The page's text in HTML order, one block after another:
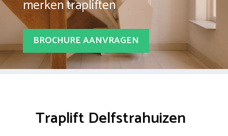
merken trapliften
BROCHURE AANVRAGEN
Traplift Delfstrahuizen